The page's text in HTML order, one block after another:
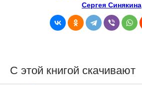
Сергея Синякина
С этой книгой скачивают